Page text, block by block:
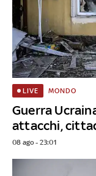
Guerra
attacchi,
LIVE MONDO
08 ago - 23:01